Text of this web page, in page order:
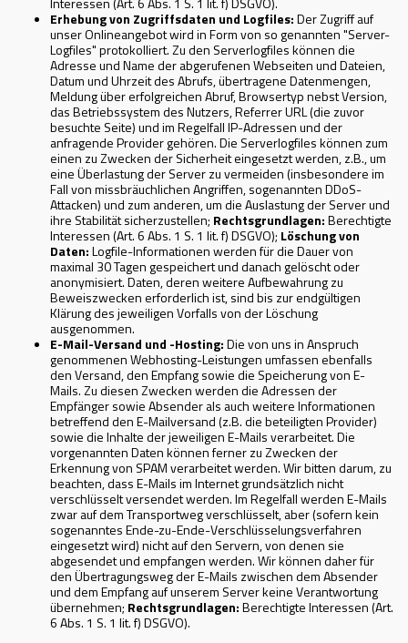
Erhebung von Zugriffsdaten und Logfiles:Der Zugriff auf
unser Onlineangebot wird in Form von so genannten "Server-
Logfiles" protokolliert. Zu den Serverlogfiles können die
Adresse und Name der abgerufenen Webseiten und Dateien,
Datum und Uhrzeit des Abrufs, übertragene Datenmengen,
Meldung über erfolgreichen Abruf, Browsertyp nebst Version,
das Betriebssystem des Nutzers, Referrer URL (die zuvor
besuchte Seite) und im Regelfall IP-Adressen und der
anfragende Provider gehören. Die Serverlogfiles können zum
einen zu Zwecken der Sicherheit eingesetzt werden, z.B., um
eine Überlastung der Server zu vermeiden (insbesondere im
Fall von missbräuchlichen Angriffen, sogenannten DDoS-
Attacken) und zum anderen, um die Auslastung der Server und
ihre Stabilität sicherzustellen; Rechtsgrundlagen:Berechtigte
Interessen (Art. 6 Abs. 1 S. 1 lit. f) DSGVO); Löschung von
Daten:Logfile-Informationen werden für die Dauer von
maximal 30 Tagen gespeichert und danach gelöscht oder
anonymisiert. Daten, deren weitere Aufbewahrung zu
Beweiszwecken erforderlich ist, sind bis zur endgültigen
Klärung des jeweiligen Vorfalls von der Löschung
ausgenommen.
E-Mail-Versand und -Hosting:Die von uns in Anspruch
genommenen Webhosting-Leistungen umfassen ebenfalls
den Versand, den Empfang sowie die Speicherung von E-
Mails. Zu diesen Zwecken werden die Adressen der
Empfänger sowie Absender als auch weitere Informationen
betreffend den E-Mailversand (z.B. die beteiligten Provider)
sowie die Inhalte der jeweiligen E-Mails verarbeitet. Die
vorgenannten Daten können ferner zu Zwecken der
Erkennung von SPAM verarbeitet werden. Wir bitten darum, zu
beachten, dass E-Mails im Internet grundsätzlich nicht
verschlüsselt versendet werden. Im Regelfall werden E-Mails
zwar auf dem Transportweg verschlüsselt, aber (sofern kein
sogenanntes Ende-zu-Ende-Verschlüsselungsverfahren
eingesetzt wird) nicht auf den Servern, von denen sie
abgesendet und empfangen werden. Wir können daher für
den Übertragungsweg der E-Mails zwischen dem Absender
und dem Empfang auf unserem Server keine Verantwortung
übernehmen; Rechtsgrundlagen:Berechtigte Interessen (Art.
6 Abs. 1 S. 1 lit. f) DSGVO).